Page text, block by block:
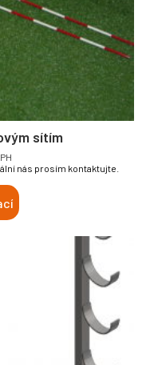
sítím
nás prosím kontaktujte.